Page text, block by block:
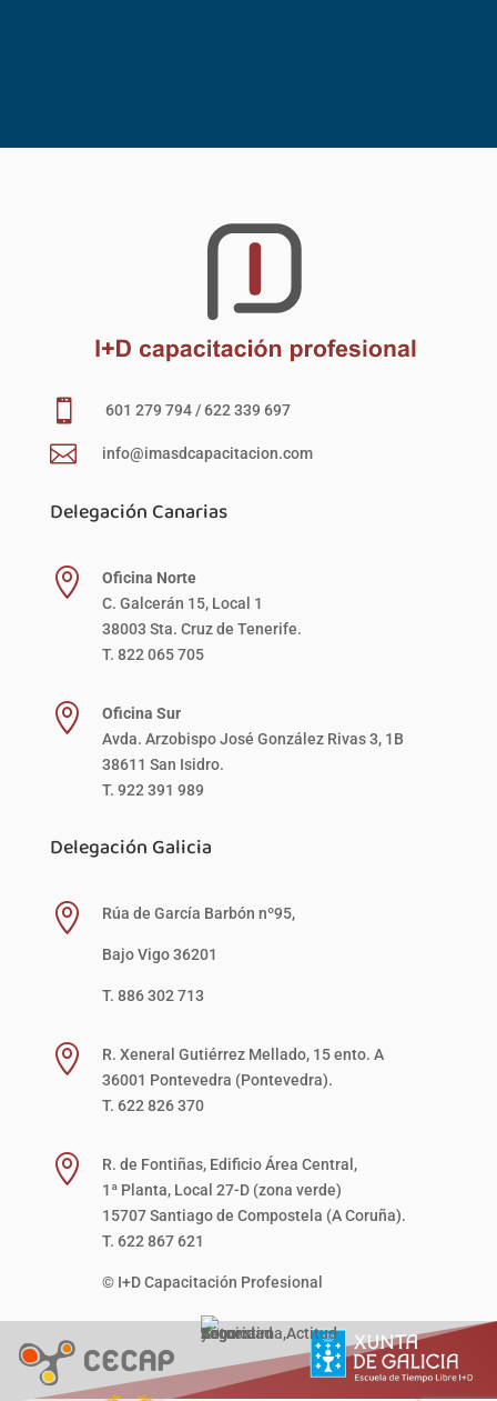
 601 279 794 / 622 339 697
 info@imasdcapacitacion.com
Delegación Canarias

Oficina Norte
C. Galcerán 15, Local 1
38003 Sta. Cruz de Tenerife.
T. 822 065 705

Oficina Sur
Avda. Arzobispo José González Rivas 3, 1B
38611 San Isidro.
T. 922 391 989
Delegación Galicia
 Rúa de García Barbón nº95,
Bajo Vigo 36201
T. 886 302 713

R. Xeneral Gutiérrez Mellado, 15 ento. A
36001 Pontevedra (Pontevedra).
T. 622 826 370

R. de Fontiñas, Edificio Área Central,
1ª Planta, Local 27-D (zona verde)
15707 Santiago de Compostela (A Coruña).
T. 622 867 621
© I+D Capacitación Profesional